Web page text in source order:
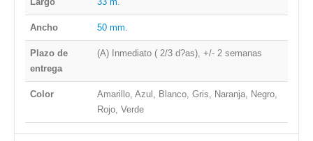
Ancho 50 mm.
Plazo de
entrega
(A) Inmediato ( 2/3 d?as), +/- 2 semanas
Color
Amarillo, Azul, Blanco, Gris, Naranja, Negro,
Rojo, Verde